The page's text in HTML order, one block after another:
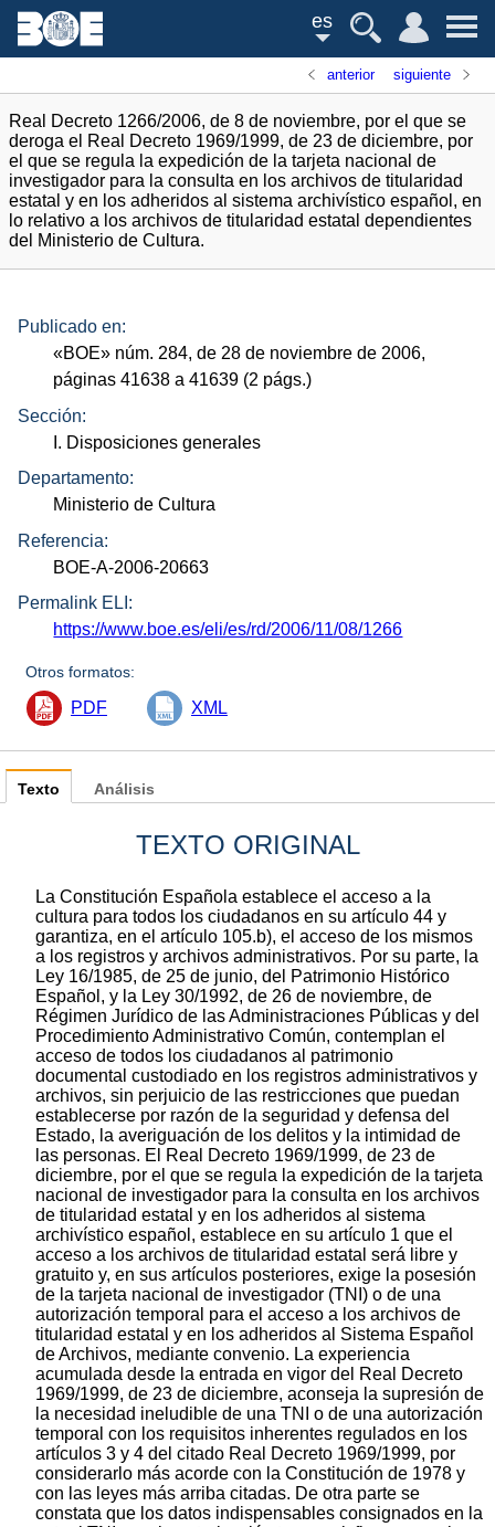
es
anterior siguiente
Real Decreto 1266/2006, de 8 de noviembre, por el que se
deroga el Real Decreto 1969/1999, de 23 de diciembre, por
el que se regula la expedición de la tarjeta nacional de
investigador para la consulta en los archivos de titularidad
estatal y en los adheridos al sistema archivístico español, en
lo relativo a los archivos de titularidad estatal dependientes
del Ministerio de Cultura.
Publicado en:
«BOE» núm. 284, de 28 de noviembre de 2006,
páginas 41638 a 41639 (2 págs.)
Sección:
I. Disposiciones generales
Departamento:
Ministerio de Cultura
Referencia:
BOE-A-2006-20663
Permalink ELI:
https://www.boe.es/eli/es/rd/2006/11/08/1266
Otros formatos:
PDF XML
Texto
TEXTO ORIGINAL
La Constitución Española establece el acceso a la
cultura para todos los ciudadanos en su artículo 44 y
garantiza, en el artículo 105.b), el acceso de los mismos
a los registros y archivos administrativos. Por su parte, la
Ley 16/1985, de 25 de junio, del Patrimonio Histórico
Español, y la Ley 30/1992, de 26 de noviembre, de
Régimen Jurídico de las Administraciones Públicas y del
Procedimiento Administrativo Común, contemplan el
acceso de todos los ciudadanos al patrimonio
documental custodiado en los registros administrativos y
archivos, sin perjuicio de las restricciones que puedan
establecerse por razón de la seguridad y defensa del
Estado, la averiguación de los delitos y la intimidad de
las personas. El Real Decreto 1969/1999, de 23 de
diciembre, por el que se regula la expedición de la tarjeta
nacional de investigador para la consulta en los archivos
de titularidad estatal y en los adheridos al sistema
archivístico español, establece en su artículo 1 que el
acceso a los archivos de titularidad estatal será libre y
gratuito y, en sus artículos posteriores, exige la posesión
de la tarjeta nacional de investigador (TNI) o de una
autorización temporal para el acceso a los archivos de
titularidad estatal y en los adheridos al Sistema Español
de Archivos, mediante convenio. La experiencia
acumulada desde la entrada en vigor del Real Decreto
1969/1999, de 23 de diciembre, aconseja la supresión de
la necesidad ineludible de una TNI o de una autorización
temporal con los requisitos inherentes regulados en los
artículos 3 y 4 del citado Real Decreto 1969/1999, por
considerarlo más acorde con la Constitución de 1978 y
con las leyes más arriba citadas. De otra parte se
constata que los datos indispensables consignados en la
Análisis